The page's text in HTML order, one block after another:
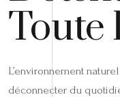
Toute
L’environnement
déconnecter du